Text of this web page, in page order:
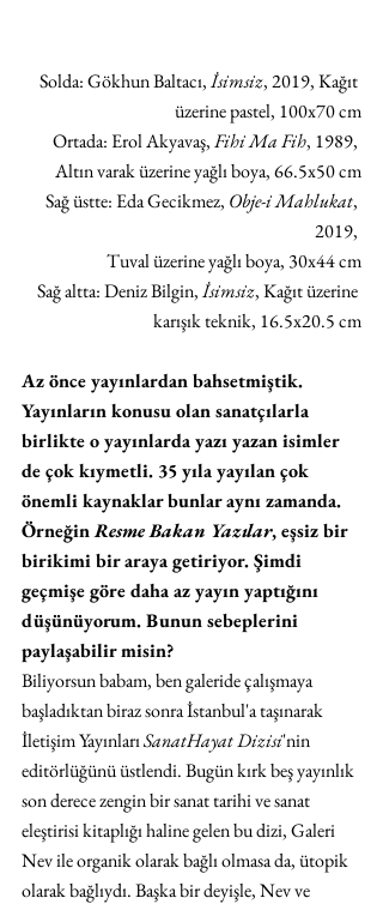
Solda: Gökhun Baltacı, İsimsiz, 2019, Kağıt
üzerine pastel, 100x70 cm
Ortada: Erol Akyavaş, Fihi Ma Fih, 1989,
Altın varak üzerine yağlı boya, 66.5x50 cm
Sağ üstte: Eda Gecikmez, Obje-i Mahlukat,
2019,
Tuval üzerine yağlı boya, 30x44 cm
Sağ altta: Deniz Bilgin, İsimsiz, Kağıt üzerine
karışık teknik, 16.5x20.5 cm
Az önce yayınlardan bahsetmiştik.
Yayınların konusu olan sanatçılarla
birlikte o yayınlarda yazı yazan isimler
de çok kıymetli. 35 yıla yayılan çok
önemli kaynaklar bunlar aynı zamanda.
Örneğin Resme Bakan Yazılar, eşsiz bir
birikimi bir araya getiriyor. Şimdi
geçmişe göre daha az yayın yaptığını
düşünüyorum. Bunun sebeplerini
paylaşabilir misin?
Biliyorsun babam, ben galeride çalışmaya
başladıktan biraz sonra İstanbul'a taşınarak
İletişim Yayınları SanatHayat Dizisi'nin
editörlüğünü üstlendi. Bugün kırk beş yayınlık
son derece zengin bir sanat tarihi ve sanat
eleştirisi kitaplığı haline gelen bu dizi, Galeri
Nev ile organik olarak bağlı olmasa da, ütopik
olarak bağlıydı. Başka bir deyişle, Nev ve